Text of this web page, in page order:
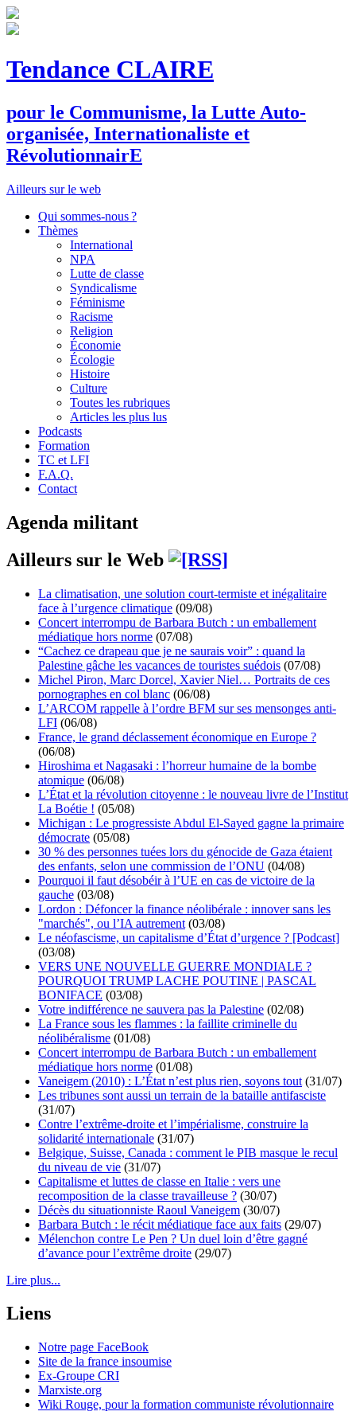
Tendance CLAIRE
pour le Communisme, la Lutte Auto-
organisée, Internationaliste et
RévolutionnairE
Ailleurs sur le web
Qui sommes-nous ?
Thèmes
International
NPA
Lutte de classe
Syndicalisme
Féminisme
Racisme
Religion
Économie
Écologie
Histoire
Culture
Toutes les rubriques
Articles les plus lus
Podcasts
Formation
TC et LFI
F.A.Q.
Contact
Agenda militant
Ailleurs sur le Web
La climatisation, une solution court-termiste et inégalitaire
face à l’urgence climatique (09/08)
Concert interrompu de Barbara Butch : un emballement
médiatique hors norme (07/08)
“Cachez ce drapeau que je ne saurais voir” : quand la
Palestine gâche les vacances de touristes suédois (07/08)
Michel Piron, Marc Dorcel, Xavier Niel… Portraits de ces
pornographes en col blanc (06/08)
L’ARCOM rappelle à l’ordre BFM sur ses mensonges anti-
LFI (06/08)
France, le grand déclassement économique en Europe ?
(06/08)
Hiroshima et Nagasaki : l’horreur humaine de la bombe
atomique (06/08)
L’État et la révolution citoyenne : le nouveau livre de l’Institut
La Boétie ! (05/08)
Michigan : Le progressiste Abdul El-Sayed gagne la primaire
démocrate (05/08)
30 % des personnes tuées lors du génocide de Gaza étaient
des enfants, selon une commission de l’ONU (04/08)
Pourquoi il faut désobéir à l’UE en cas de victoire de la
gauche (03/08)
Lordon : Défoncer la finance néolibérale : innover sans les
"marchés", ou l’IA autrement (03/08)
Le néofascisme, un capitalisme d’État d’urgence ? [Podcast]
(03/08)
VERS UNE NOUVELLE GUERRE MONDIALE ?
POURQUOI TRUMP LACHE POUTINE | PASCAL
BONIFACE (03/08)
Votre indifférence ne sauvera pas la Palestine (02/08)
La France sous les flammes : la faillite criminelle du
néolibéralisme (01/08)
Concert interrompu de Barbara Butch : un emballement
médiatique hors norme (01/08)
Vaneigem (2010) : L’État n’est plus rien, soyons tout (31/07)
Les tribunes sont aussi un terrain de la bataille antifasciste
(31/07)
Contre l’extrême-droite et l’impérialisme, construire la
solidarité internationale (31/07)
Belgique, Suisse, Canada : comment le PIB masque le recul
du niveau de vie (31/07)
Capitalisme et luttes de classe en Italie : vers une
recomposition de la classe travailleuse ? (30/07)
Décès du situationniste Raoul Vaneigem (30/07)
Barbara Butch : le récit médiatique face aux faits (29/07)
Mélenchon contre Le Pen ? Un duel loin d’être gagné
d’avance pour l’extrême droite (29/07)
Lire plus...
Liens
Notre page FaceBook
Site de la france insoumise
Ex-Groupe CRI
Marxiste.org
Wiki Rouge, pour la formation communiste révolutionnaire